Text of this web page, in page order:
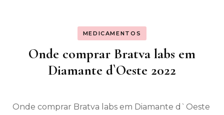
MEDICAMENTOS
Onde comprar Bratva labs em
Diamante d`Oeste 2022
Onde comprar Bratva labs em Diamante d`Oeste